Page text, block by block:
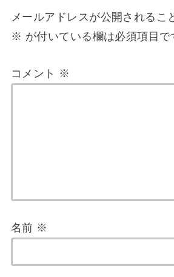
メールアドレスが公開されるこ
※ が付いている欄は必須項目で
コメント ※
名前 ※